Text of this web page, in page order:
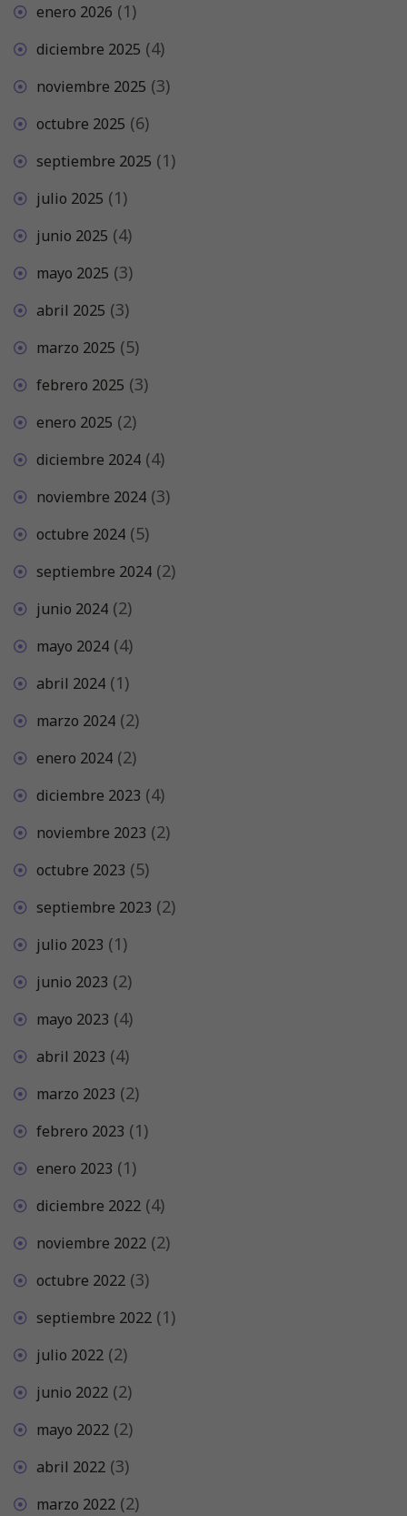
enero 2026 (1)
diciembre 2025 (4)
noviembre 2025 (3)
octubre 2025 (6)
septiembre 2025 (1)
julio 2025 (1)
junio 2025 (4)
mayo 2025 (3)
abril 2025 (3)
marzo 2025 (5)
febrero 2025 (3)
enero 2025 (2)
diciembre 2024 (4)
noviembre 2024 (3)
octubre 2024 (5)
septiembre 2024 (2)
junio 2024 (2)
mayo 2024 (4)
abril 2024 (1)
marzo 2024 (2)
enero 2024 (2)
diciembre 2023 (4)
noviembre 2023 (2)
octubre 2023 (5)
septiembre 2023 (2)
julio 2023 (1)
junio 2023 (2)
mayo 2023 (4)
abril 2023 (4)
marzo 2023 (2)
febrero 2023 (1)
enero 2023 (1)
diciembre 2022 (4)
noviembre 2022 (2)
octubre 2022 (3)
septiembre 2022 (1)
julio 2022 (2)
junio 2022 (2)
mayo 2022 (2)
abril 2022 (3)
marzo 2022 (2)